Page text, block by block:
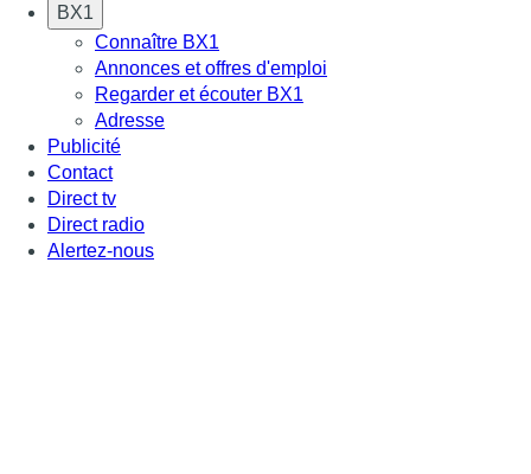
BX1
Connaître BX1
Annonces et offres d'emploi
Regarder et écouter BX1
Adresse
Publicité
Contact
Direct tv
Direct radio
Alertez-nous